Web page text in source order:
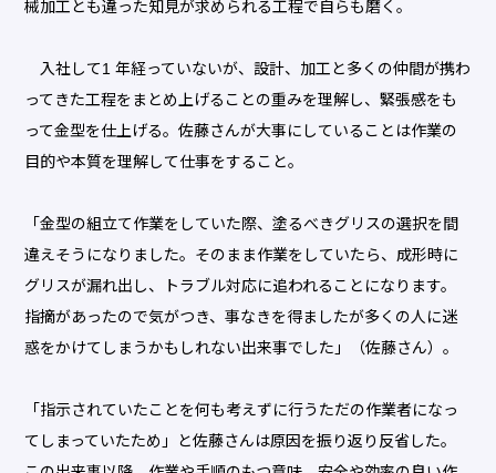
械加工とも違った知見が求められる工程で自らも磨く。
入社して1 年経っていないが、設計、加工と多くの仲間が携わ
ってきた工程をまとめ上げることの重みを理解し、緊張感をも
って金型を仕上げる。佐藤さんが大事にしていることは作業の
目的や本質を理解して仕事をすること。
「金型の組立て作業をしていた際、塗るべきグリスの選択を間
違えそうになりました。そのまま作業をしていたら、成形時に
グリスが漏れ出し、トラブル対応に追われることになります。
指摘があったので気がつき、事なきを得ましたが多くの人に迷
惑をかけてしまうかもしれない出来事でした」（佐藤さん）。
「指示されていたことを何も考えずに行うただの作業者になっ
てしまっていたため」と佐藤さんは原因を振り返り反省した。